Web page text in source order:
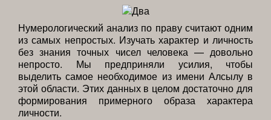
Нумерологический анализ по праву считают одним
из самых непростых. Изучать характер и личность
без знания точных чисел человека — довольно
непросто. Мы предприняли усилия, чтобы
выделить самое необходимое из имени Алсылу в
этой области. Этих данных в целом достаточно для
формирования примерного образа характера
личности.